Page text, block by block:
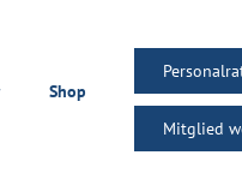
Shop
Mitglied